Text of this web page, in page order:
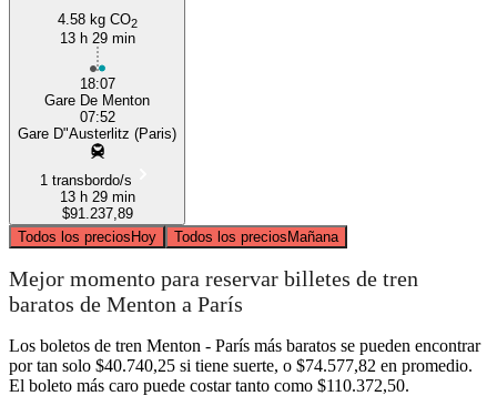
4.58 kg CO2
13 h 29 min
18:07
Gare De Menton
07:52
Gare D"Austerlitz (Paris)
1 transbordo/s
13 h 29 min
$91.237,89
Todos los preciosHoy Todos los preciosMañana
Mejor momento para reservar billetes de tren
baratos de Menton a París
Los boletos de tren Menton - París más baratos se pueden encontrar
por tan solo $40.740,25 si tiene suerte, o $74.577,82 en promedio.
El boleto más caro puede costar tanto como $110.372,50.